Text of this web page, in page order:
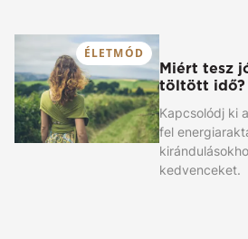
ÉLETMÓD
Miért tesz
töltött idő?
Kapcsolódj ki
fel
kedvenceket.